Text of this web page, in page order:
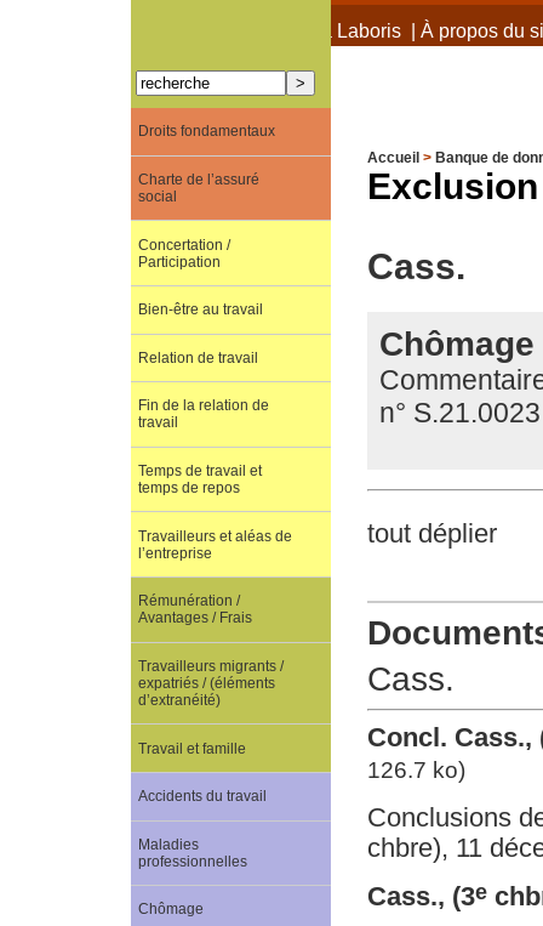
À propos de Terra Laboris| À propos du
Accueil > Banque de
Exclusion
Cass.
n°
tout déplier
Cass.
Concl. Cass.,
126.7 ko)
Conclusions
chbre), 11
Cass., (3e
Droits fondamentaux
Charte de l’assuré
social
Concertation /
Participation
Bien-être au travail
Relation de travail
Fin de la relation de
travail
Temps de travail et
temps de repos
Travailleurs et aléas de
l’entreprise
Rémunération /
Avantages / Frais
Travailleurs migrants /
expatriés / (éléments
d’extranéité)
Travail et famille
Accidents du travail
Maladies
professionnelles
Chômage